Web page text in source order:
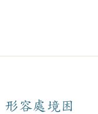
形容處境困